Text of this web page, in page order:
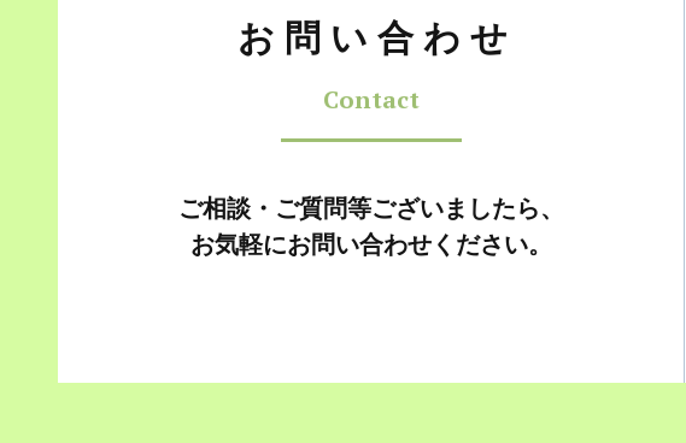
お問い合わせ
Contact
ご相談・ご質問等ございましたら、
お気軽にお問い合わせください。